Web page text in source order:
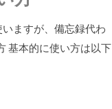
ますが、備忘録代わ
基本的に使い方は以下